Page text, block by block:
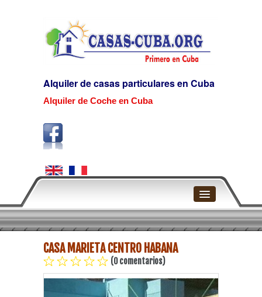
Alquiler de casas particulares en Cuba
Alquiler de Coche en Cuba
Home
La Habana
Playa Habana
CASA MARIETA CENTRO HABANA
(0 comentarios)